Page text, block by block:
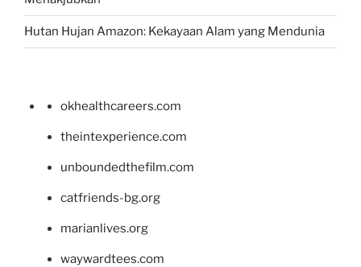
Hutan Hujan Amazon: Kekayaan Alam yang Mendunia
okhealthcareers.com
theintexperience.com
unboundedthefilm.com
catfriends-bg.org
marianlives.org
waywardtees.com